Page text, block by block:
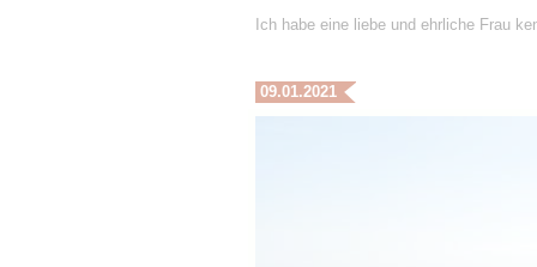
Ich habe eine liebe und ehrliche Frau
09.01.2021